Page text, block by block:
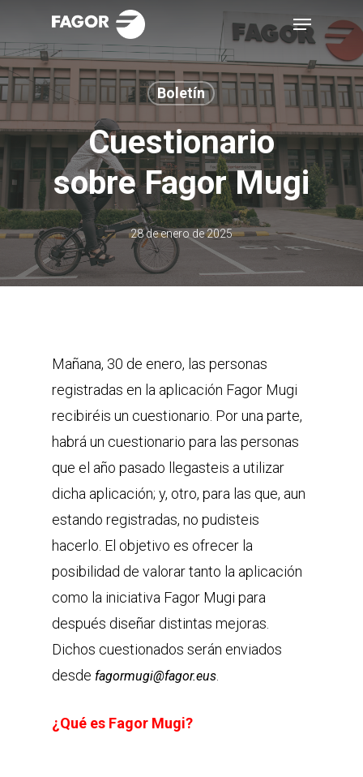
main
content
Menu
Boletín
Cuestionario
sobre Fagor Mugi
28 de enero de 2025
Mañana, 30 de enero, las personas
registradas en la aplicación Fagor Mugi
recibiréis un cuestionario. Por una parte,
habrá un cuestionario para las personas
que el año pasado llegasteis a utilizar
dicha aplicación; y, otro, para las que, aun
estando registradas, no pudisteis
hacerlo. El objetivo es ofrecer la
posibilidad de valorar tanto la aplicación
como la iniciativa Fagor Mugi para
después diseñar distintas mejoras.
Dichos cuestionados serán enviados
desde fagormugi@fagor.eus
¿Qué es Fagor Mugi?